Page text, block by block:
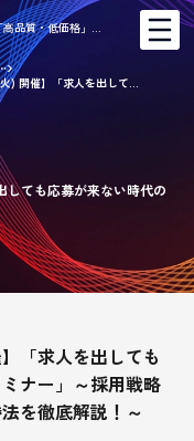
品質・低価格」…
) 開催】「求人を出して...
しても応募が来ない時代の
「求人を出しても
ナー」～採用戦略
を徹底解説！～